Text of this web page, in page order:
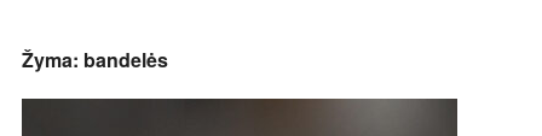
Žyma: bandelės